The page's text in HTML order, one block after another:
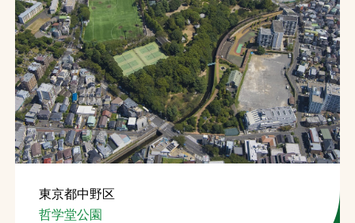
東京都中野区
哲学堂公園